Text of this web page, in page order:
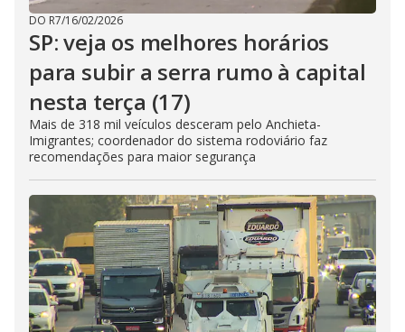
DO R7/16/02/2026
SP: veja os melhores horários
para subir a serra rumo à capital
nesta terça (17)
Mais de 318 mil veículos desceram pelo Anchieta-
Imigrantes; coordenador do sistema rodoviário faz
recomendações para maior segurança